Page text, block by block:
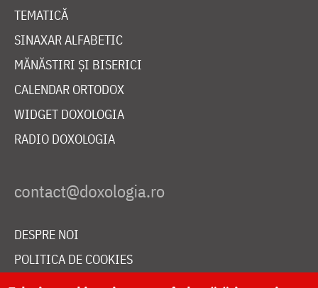
TEMATICĂ
SINAXAR ALFABETIC
MĂNĂSTIRI ȘI BISERICI
CALENDAR ORTODOX
WIDGET DOXOLOGIA
RADIO DOXOLOGIA
DESPRE NOI
POLITICA DE COOKIES
DONEAZĂ ONLINE PENTRU CATEDRALA NAȚIONALĂ